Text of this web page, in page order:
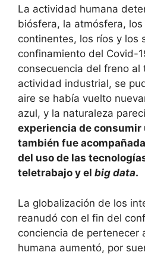
La actividad humana
biósfera, la atmósfera, los
continentes, los ríos y los
confinamiento del Covid-
consecuencia del freno al
actividad industrial, se
aire se había vuelto
azul, y la naturaleza
experiencia de consumir
también fue
del uso de las
teletrabajo y el big data.
La globalización de los
reanudó con el fin del
conciencia de pertenecer
humana aumentó, por